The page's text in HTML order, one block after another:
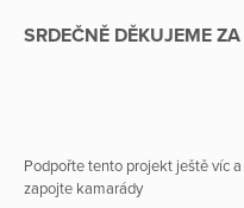
SRDEČNĚ DĚKUJEME
Podpořte tento projekt ještě víc a
zapojte kamarády